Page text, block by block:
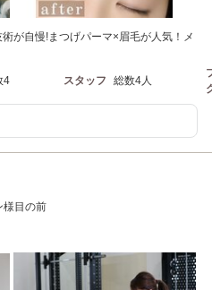
が自慢!まつげパーマ×眉毛が人気！メ
4 スタッフ 総数4人
様目の前